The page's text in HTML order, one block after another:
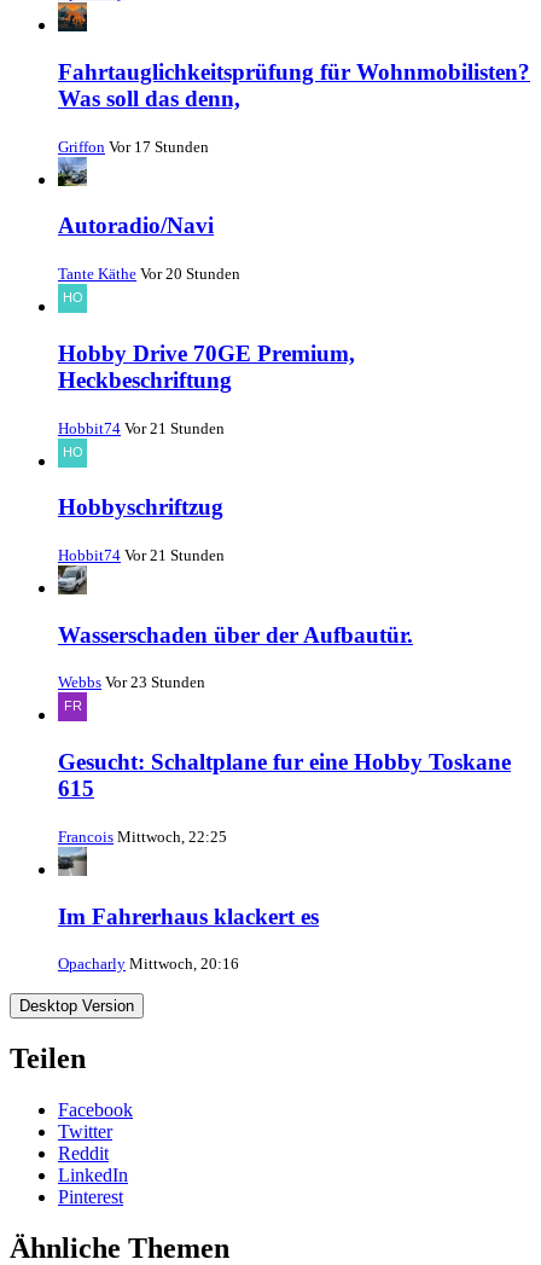
Fahrtauglichkeitsprüfung für Wohnmobilisten?
Was soll das denn,
Griffon Vor 17 Stunden
Autoradio/Navi
Tante Käthe Vor 20 Stunden
Hobby Drive 70GE Premium,
Heckbeschriftung
Hobbit74 Vor 21 Stunden
Hobbyschriftzug
Hobbit74 Vor 21 Stunden
Wasserschaden über der Aufbautür.
Webbs Vor 23 Stunden
Gesucht: Schaltplane fur eine Hobby Toskane
615
Francois Mittwoch, 22:25
Im Fahrerhaus klackert es
Opacharly Mittwoch, 20:16
Desktop Version
Teilen
Facebook
Twitter
Reddit
LinkedIn
Pinterest
Ähnliche Themen